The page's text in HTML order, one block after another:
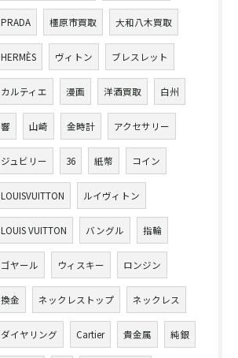
PRADA 橿原市買取 大和八木買取
HERMÈS ヴィトン ブレスレット
カルティエ 漫画 洋酒買取 白州
響 山崎 金時計 アクセサリー
ジュビリー 36 紙幣 コイン
LOUISVUITTON ルイヴィトン
LOUIS VUITTON バングル 指輪
ゴヤール ウィスキー ロンジン
換金 ネックレストップ ネックレス
ダイヤリング Cartier 貴金属 純銀